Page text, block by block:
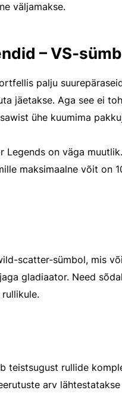
väljamakse.
– VS-
palju
jäetakse. Aga see ei
ühe kuumima
Legends on väga
maksimaalne võit on
scatter-sümbol, mis
gladiaator. Need
teistsugust rullide
arv